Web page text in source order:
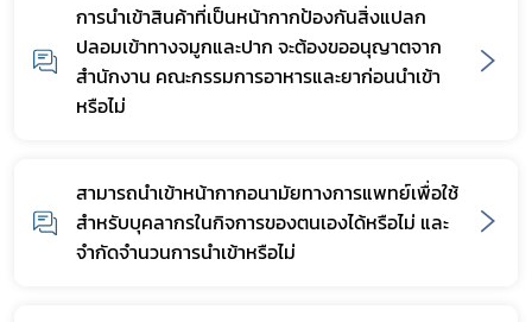
การนำเข้าสินค้าที่เป็นหน้ากากป้องกันสิ่งแปลก
ปลอมเข้าทางจมูกและปาก จะต้องขออนุญาตจาก
สำนักงาน คณะกรรมการอาหารและยาก่อนนำเข้า
หรือไม่
สามารถนำเข้าหน้ากากอนามัยทางการแพทย์เพื่อใช้
สำหรับบุคลากรในกิจการของตนเองได้หรือไม่ และ
จำกัดจำนวนการนำเข้าหรือไม่